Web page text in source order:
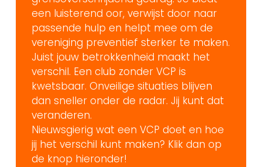
een luisterend oor, verwijst door naar
passende hulp en helpt mee om de
vereniging preventief sterker te maken.
Juist jouw betrokkenheid maakt het
verschil. Een club zonder VCP is
kwetsbaar. Onveilige situaties blijven
dan sneller onder de radar. Jij kunt dat
veranderen.
Nieuwsgierig wat een VCP doet en hoe
jij het verschil kunt maken? Klik dan op
de knop hieronder!